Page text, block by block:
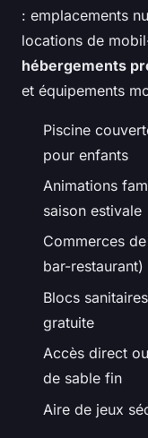
: emplacements
locations de
hébergements
et équipements
Piscine
pour enfants
Animations
saison estivale
Commerces
bar-restaurant)
Blocs
gratuite
Accès direct
de sable fin
Aire de jeux